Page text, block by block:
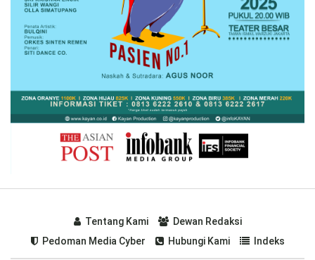
Tentang Kami
Dewan Redaksi
Pedoman Media Cyber
Hubungi Kami Indeks